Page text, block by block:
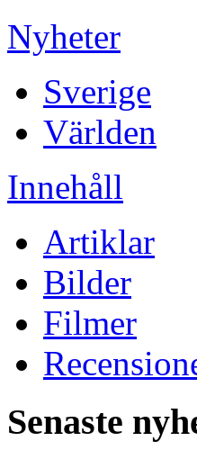
Nyheter
Sverige
Världen
Innehåll
Artiklar
Bilder
Filmer
Senaste